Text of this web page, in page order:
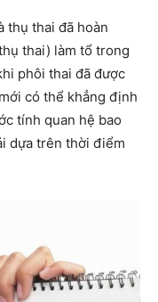
thụ thai đã hoàn
thai) làm tổ trong
phôi thai đã được
có thể khẳng định
tính quan hệ bao
dựa trên thời điểm